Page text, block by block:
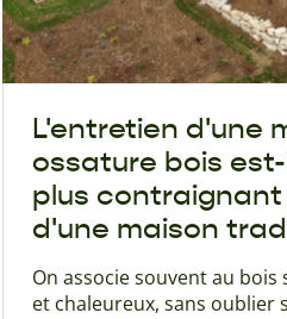
L'entretien d'une
ossature bois
plus contraignant
d'une maison
On associe souvent au
et chaleureux, sans oublier